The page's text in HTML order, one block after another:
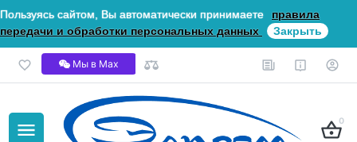
Пользуясь сайтом, Вы автоматически принимаете
правила
передачи и обработки персональных данных
Закрыть
Мы в Мах
0